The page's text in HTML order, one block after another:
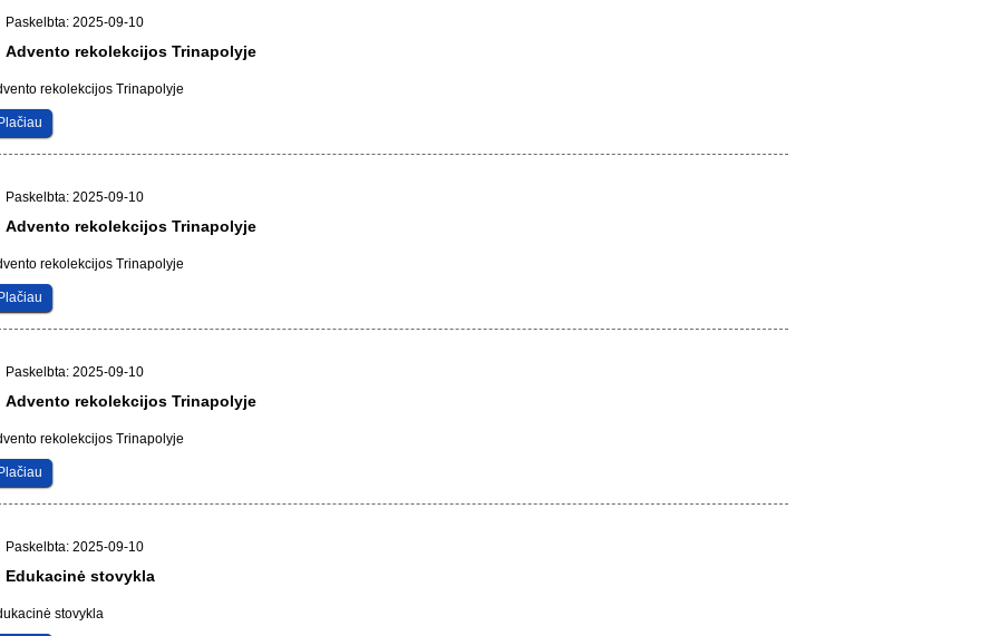
Paskelbta: 2025-09-10
Advento rekolekcijos Trinapolyje
rekolekcijos Trinapolyje
Plačiau
Paskelbta: 2025-09-10
Advento rekolekcijos Trinapolyje
rekolekcijos Trinapolyje
Plačiau
Paskelbta: 2025-09-10
Advento rekolekcijos Trinapolyje
rekolekcijos Trinapolyje
Plačiau
Paskelbta: 2025-09-10
Edukacinė stovykla
stovykla